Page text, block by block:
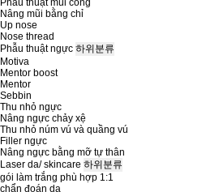
Phẫu thuật mũi cong
Nâng mũi bằng chỉ
Up nose
Nose thread
Phẫu thuật ngực 하위분류
Motiva
Mentor boost
Mentor
Sebbin
Thu nhỏ ngực
Nâng ngực chảy xệ
Thu nhỏ núm vú và quầng vú
Filler ngực
Nâng ngực bằng mỡ tự thân
Laser da/ skincare 하위분류
gói làm trắng phù hợp 1:1
chẩn đoán da